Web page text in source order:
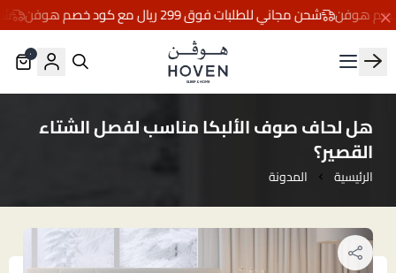
شحن مجاني للطلبات فوق 299 ريال مع كود خصم هوفن شحن
مفارش هوڤن
٠
هل لحاف صوف الألبكا مناسب لفصل الشتاء
القصير؟
الرئيسية المدونة